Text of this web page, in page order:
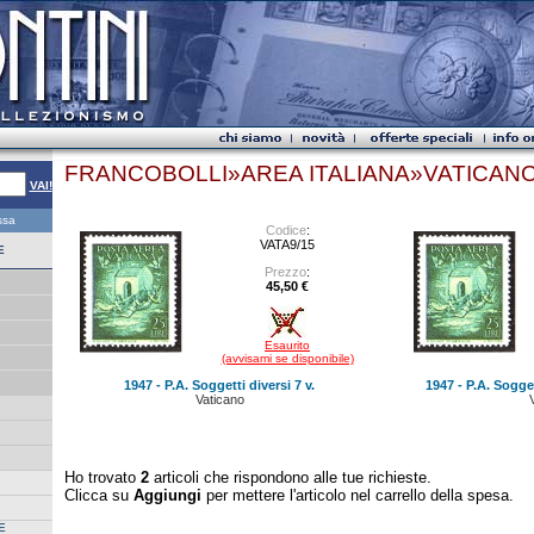
VAI! FRANCOBOLLI»AREA
Codice:
VATA9/15
Prezzo:
45,50 €
Esaurito
(avvisami se disponibile)
1947 - P.A. Soggetti diversi 7 v.
Vaticano
1947 - P.A.
Ho trovato 2 articoli che rispondono alle tue richieste.
Clicca su Aggiungi per mettere l'articolo nel carrello della spesa.